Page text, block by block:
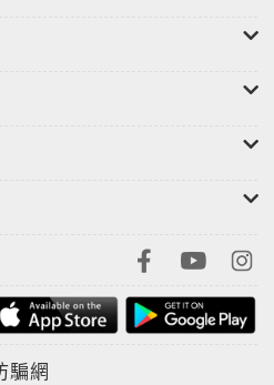
騙網